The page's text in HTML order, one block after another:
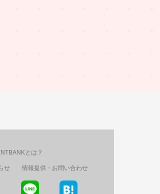
とは？
せ 情報提供・お問い合わせ